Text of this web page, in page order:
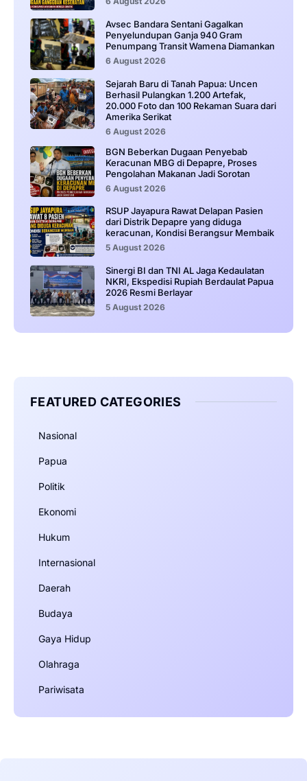
Avsec Bandara Sentani Gagalkan
Penyelundupan Ganja 940 Gram
Penumpang Transit Wamena Diamankan
6 August 2026
Sejarah Baru di Tanah Papua: Uncen
Berhasil Pulangkan 1.200 Artefak,
20.000 Foto dan 100 Rekaman Suara dari
Amerika Serikat
6 August 2026
BGN Beberkan Dugaan Penyebab
Keracunan MBG di Depapre, Proses
Pengolahan Makanan Jadi Sorotan
6 August 2026
RSUP Jayapura Rawat Delapan Pasien
dari Distrik Depapre yang diduga
keracunan, Kondisi Berangsur Membaik
5 August 2026
Sinergi BI dan TNI AL Jaga Kedaulatan
NKRI, Ekspedisi Rupiah Berdaulat Papua
2026 Resmi Berlayar
5 August 2026
FEATURED CATEGORIES
Nasional
Papua
Politik
Ekonomi
Hukum
Internasional
Daerah
Budaya
Gaya Hidup
Olahraga
Pariwisata